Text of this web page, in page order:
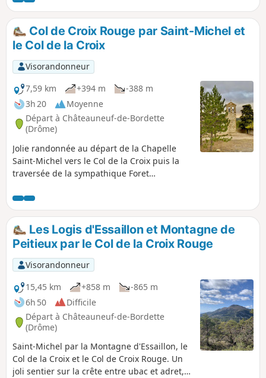
Col de Croix Rouge par Saint-Michel et
le Col de la Croix
Visorandonneur
7,59 km
+394 m
-388 m
3h 20
Moyenne
Départ à Châteauneuf-de-Bordette
(Drôme)
Jolie randonnée au départ de la Chapelle
Saint-Michel vers le Col de la Croix puis la
traversée de la sympathique Foret
deux tiers, le parcours emprunte des petites
sentes agréables.
Les Logis d'Essaillon et Montagne de
Peitieux par le Col de la Croix Rouge
Visorandonneur
15,45 km
+858 m
-865 m
6h 50
Difficile
Départ à Châteauneuf-de-Bordette
(Drôme)
Saint-Michel par la Montagne d'Essaillon, le
Col de la Croix et le Col de Croix Rouge. Un
joli sentier sur la crête entre ubac et adret,